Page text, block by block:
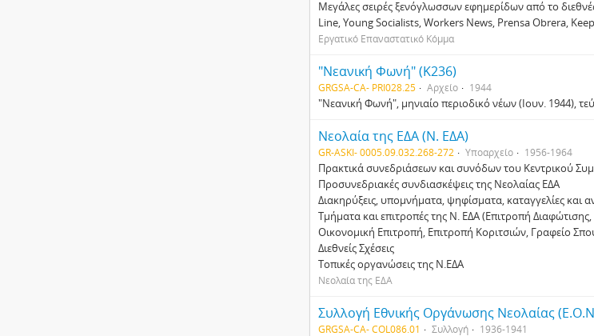
Μεγάλες σειρές ξενόγλωσσων εφηµερίδων από το
Line, Young Socialists, Workers News, Prensa Obrera,
Εργατικό Επαναστατικό Κόµµα
"Νεανική Φωνή" (Κ236)
GRGSA-CA- PRI028.25 Αρχείο 1944
"Νεανική Φωνή", μηνιαίο περιοδικό νέων (Ιουν. 1944),
Νεολαία της ΕΔΑ (Ν. ΕΔΑ)
GR-ASKI- 0005.09.032.268-272 Υποαρχείο 1956-1964
Πρακτικά συνεδριάσεων και συνόδων του Κεντρικού
Προσυνεδριακές συνδιασκέψεις της Νεολαίας ΕΔΑ
Διακηρύξεις, υποµνήµατα, ψηφίσµατα, καταγγελίες και
Τµήµατα και επιτροπές της Ν. ΕΔΑ (Επιτροπή
Οικονοµική Επιτροπή, Επιτροπή Κοριτσιών, Γραφείο
Διεθνείς Σχέσεις
Τοπικές οργανώσεις της Ν.ΕΔΑ
Νεολαία της ΕΔΑ
Συλλογή Εθνικής Οργάνωσης Νεολαίας
GRGSA-CA- COL086.01 Συλλογή 1936-1941